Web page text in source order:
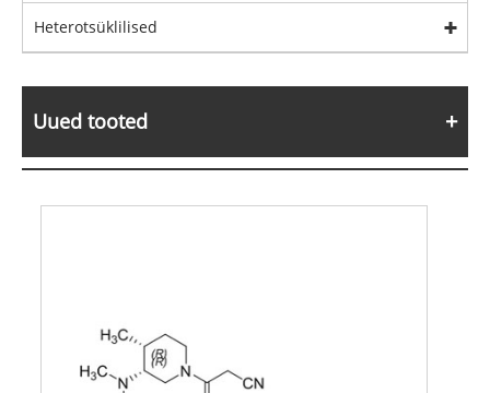
Heterotsüklilised
Uued tooted